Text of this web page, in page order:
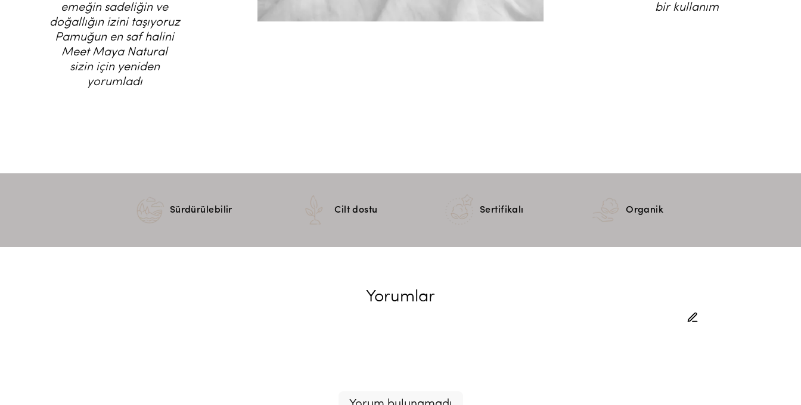
emeğin sadeliğin ve
doğallığın izini taşıyoruz
Pamuğun en saf halini
Meet Maya Natural
sizin için yeniden
yorumladı
bir kullanım
Sürdürülebilir Cilt dostu Sertifikalı Organik
Yorumlar